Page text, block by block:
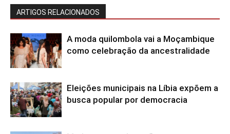
ARTIGOS RELACIONADOS
A moda quilombola vai a Moçambique
como celebração da ancestralidade
Eleições municipais na Líbia expõem a
busca popular por democracia